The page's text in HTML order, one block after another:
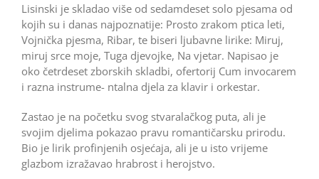
Lisinski je skladao više od sedamdeset solo pjesama od
kojih su i danas najpoznatije: Prosto zrakom ptica leti,
Vojnička pjesma, Ribar, te biseri ljubavne lirike: Miruj,
miruj srce moje, Tuga djevojke, Na vjetar. Napisao je
oko četrdeset zborskih skladbi, ofertorij Cum invocarem
i razna instrume- n­talna djela za klavir i orkestar.
Zastao je na početku svog stvaralačkog puta, ali je
svojim djelima pokazao pravu romantičarsku prirodu.
Bio je lirik profinjenih osjećaja, ali je u isto vrijeme
glazbom izražavao hrabrost i herojstvo.